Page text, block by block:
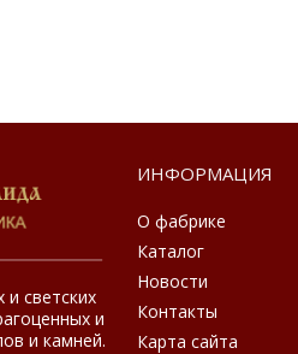
светских
и
и камней.
ИНФОРМАЦИЯ
О фабрике
Каталог
Новости
Контакты
Карта сайта